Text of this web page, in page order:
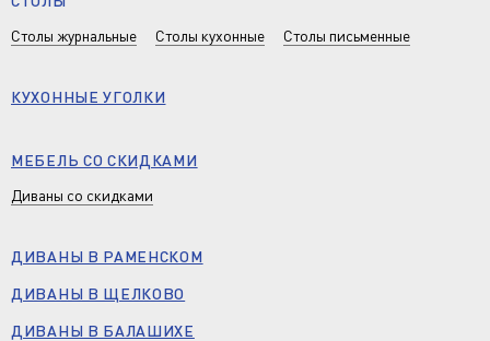
Столы журнальные
Столы кухонные Столы письменные
КУХОННЫЕ УГОЛКИ
МЕБЕЛЬ СО СКИДКАМИ
Диваны со скидками
ДИВАНЫ В РАМЕНСКОМ
ДИВАНЫ В ЩЕЛКОВО
ДИВАНЫ В БАЛАШИХЕ